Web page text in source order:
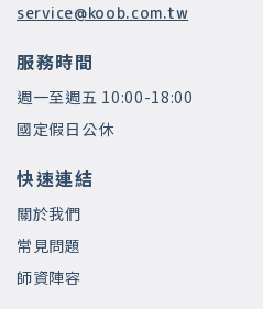
service@koob.com.tw
服務時間
週一至週五 10:00-18:00
國定假日公休
快速連結
關於我們
常見問題
師資陣容